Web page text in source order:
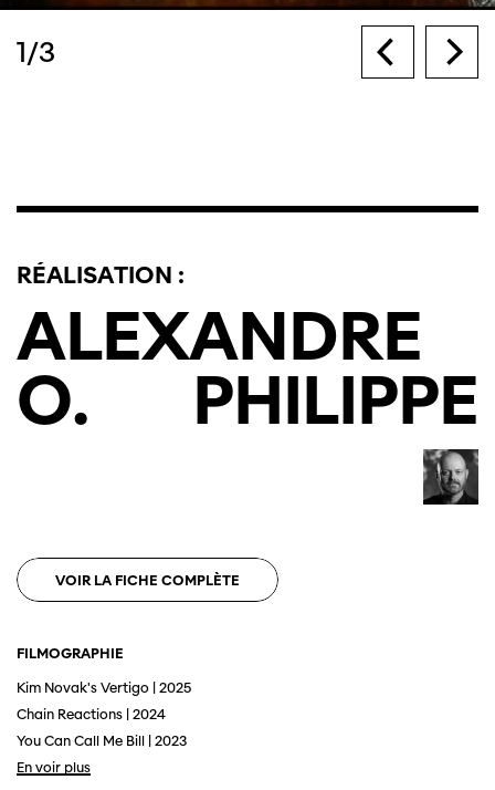
1/3
RÉALISATION :
ALEXANDRE
O. PHILIPPE
VOIR LA FICHE COMPLÈTE
FILMOGRAPHIE
Kim Novak's Vertigo | 2025
Chain Reactions | 2024
You Can Call Me Bill | 2023
En voir plus